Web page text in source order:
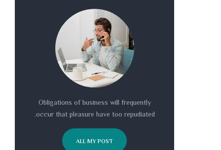
Obligations of business will frequently
occur that pleasure have too repudiated.
ALL MY POST